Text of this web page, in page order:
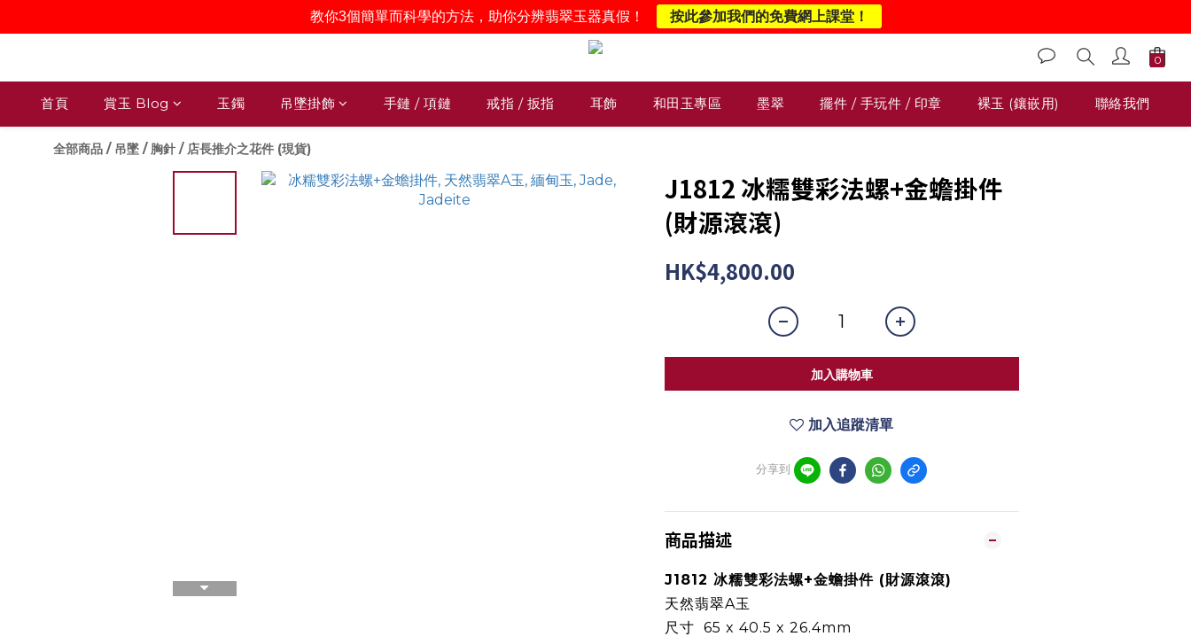
首頁 賞玉 Blog 玉鐲 吊墜掛飾 手鏈 / 項鏈 戒指 / 扳指 耳飾 和田玉專區 墨翠 擺件 / 手玩件 / 印章 裸玉 (鑲嵌用) 聯絡我們
全部商品 / 吊墜 / 胸針 / 店長推介之花件 (現貨)
J1812 冰糯雙彩法螺+金蟾掛件
(財源滾滾)
HK$4,800.00
加入購物車
加入追蹤清單
分享到
商品描述
J1812 冰糯雙彩法螺+金蟾掛件 (財源滾滾)
天然翡翠A玉
尺寸 65 x 40.5 x 26.4mm
教你3個簡單而科學的方法，助你分辨翡翠玉器真假！ 按此參加我們的免費網上課堂！